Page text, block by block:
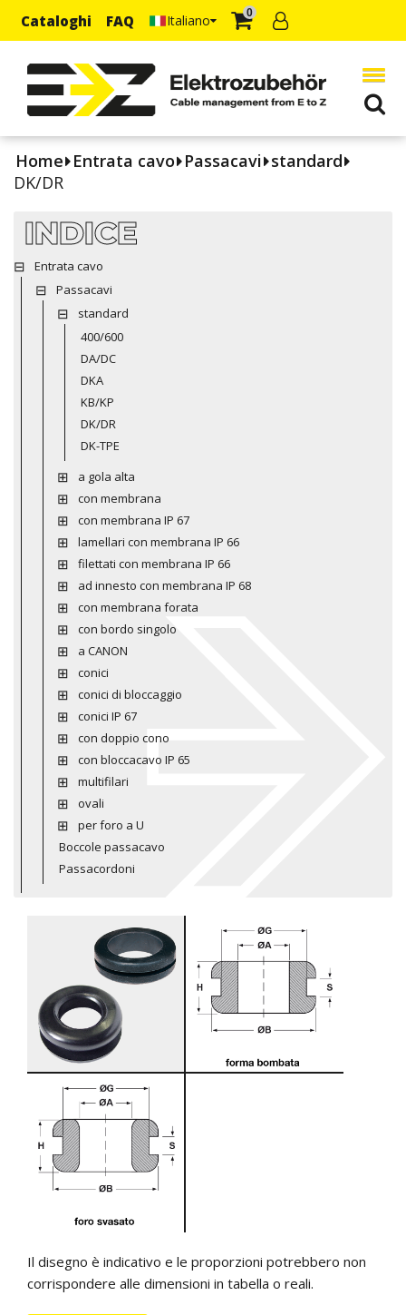
Cataloghi FAQ Italiano 0
Home Entrata cavo Passacavi standard
DK/DR
INDICE
Entrata cavo
Passacavi
standard
400/600
DA/DC
DKA
KB/KP
DK/DR
DK-TPE
a gola alta
con membrana
con membrana IP 67
lamellari con membrana IP 66
filettati con membrana IP 66
ad innesto con membrana IP 68
con membrana forata
con bordo singolo
a CANON
conici
conici di bloccaggio
conici IP 67
con doppio cono
con bloccacavo IP 65
multifilari
ovali
per foro a U
Boccole passacavo
Passacordoni
Il disegno è indicativo e le proporzioni potrebbero non
corrispondere alle dimensioni in tabella o reali.